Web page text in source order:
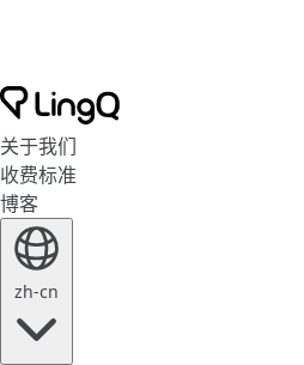
关于我们
收费标准
博客
zh-cn